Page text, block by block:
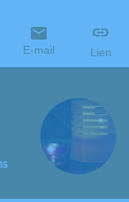
E-mail Lien